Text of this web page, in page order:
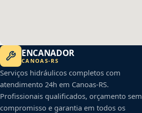
ENCANADOR
CANOAS-RS
Serviços hidráulicos completos com
atendimento 24h em Canoas-RS.
Profissionais qualificados, orçamento sem
compromisso e garantia em todos os